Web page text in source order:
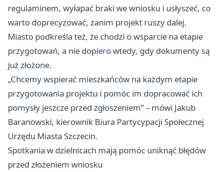
regulaminem, wyłapać braki we wniosku i usłyszeć, co
warto doprecyzować, zanim projekt ruszy dalej.
Miasto podkreśla też, że chodzi o wsparcie na etapie
przygotowań, a nie dopiero wtedy, gdy dokumenty są
już złożone.
„Chcemy wspierać mieszkańców na każdym etapie
przygotowania projektu i pomóc im dopracować ich
pomysły jeszcze przed zgłoszeniem” – mówi Jakub
Baranowski, kierownik Biura Partycypacji Społecznej
Urzędu Miasta Szczecin.
Spotkania w dzielnicach mają pomóc uniknąć błędów
przed złożeniem wniosku